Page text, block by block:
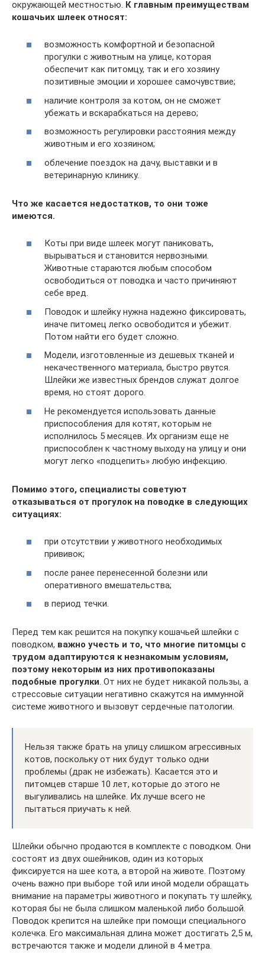
окружающей местностью. К главным преимуществам
кошачьих шлеек относят:
возможность комфортной и безопасной
прогулки с животным на улице, которая
обеспечит как питомцу, так и его хозяину
позитивные эмоции и хорошее самочувствие;
наличие контроля за котом, он не сможет
убежать и вскарабкаться на дерево;
возможность регулировки расстояния между
животным и его хозяином;
облечение поездок на дачу, выставки и в
ветеринарную клинику.
Что же касается недостатков, то они тоже
имеются.
Коты при виде шлеек могут паниковать,
вырываться и становится нервозными.
Животные стараются любым способом
освободиться от поводка и часто причиняют
себе вред.
Поводок и шлейку нужна надежно фиксировать,
иначе питомец легко освободится и убежит.
Потом найти его будет сложно.
Модели, изготовленные из дешевых тканей и
некачественного материала, быстро рвутся.
Шлейки же известных брендов служат долгое
время, но стоят дорого.
Не рекомендуется использовать данные
приспособления для котят, которым не
исполнилось 5 месяцев. Их организм еще не
приспособлен к частному выходу на улицу и они
могут легко «подцепить» любую инфекцию.
Помимо этого, специалисты советуют
отказываться от прогулок на поводке в следующих
ситуациях:
при отсутствии у животного необходимых
прививок;
после ранее перенесенной болезни или
оперативного вмешательства;
в период течки.
Перед тем как решится на покупку кошачьей шлейки с
поводком, важно учесть и то, что многие питомцы с
трудом адаптируются к незнакомым условиям,
поэтому некоторым из них противопоказаны
подобные прогулки. От них не будет никакой пользы, а
стрессовые ситуации негативно скажутся на иммунной
системе животного и вызовут сердечные патологии.
Нельзя также брать на улицу слишком агрессивных
котов, поскольку от них будут только одни
проблемы (драк не избежать). Касается это и
питомцев старше 10 лет, которые до этого не
выгуливались на шлейке. Их лучше всего не
пытаться приучать к ней.
Шлейки обычно продаются в комплекте с поводком. Они
состоят из двух ошейников, один из которых
фиксируется на шее кота, а второй на животе. Поэтому
очень важно при выборе той или иной модели обращать
внимание на параметры животного и покупать ту шлейку,
которая бы не была слишком маленькой либо большой.
Поводок крепится на шлейке при помощи специального
колечка. Его максимальная длина может достигать 2,5 м,
встречаются также и модели длиной в 4 метра.